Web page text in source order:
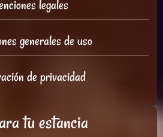
legales
generales de uso
de privacidad
tu estancia